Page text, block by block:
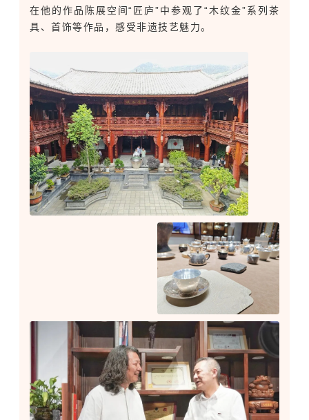
在他的作品陈展空间“匠庐”中参观了“木纹金”系列茶
具、首饰等作品，感受非遗技艺魅力。